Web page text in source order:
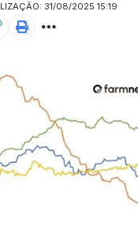
31/08/2025 15:19